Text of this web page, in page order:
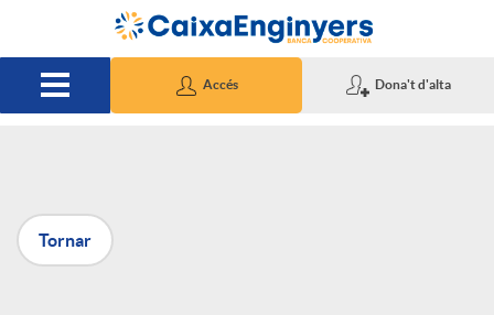
Salta al contingut principal
Accés Dona't d'alta
P
u
Tornar